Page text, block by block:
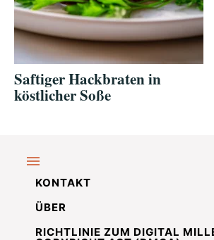
Saftiger Hackbraten in
köstlicher Soße
KONTAKT
ÜBER
RICHTLINIE ZUM DIGITAL